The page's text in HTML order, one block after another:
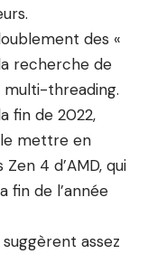
des «
recherche de
threading.
fin de 2022,
mettre en
4 d’AMD, qui
fin de l’année
assez